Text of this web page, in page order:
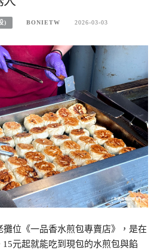
) BONIETW 2026-03-03
攤位《一品香水煎包專賣店》，是在
元起就能吃到現包的水煎包與餡